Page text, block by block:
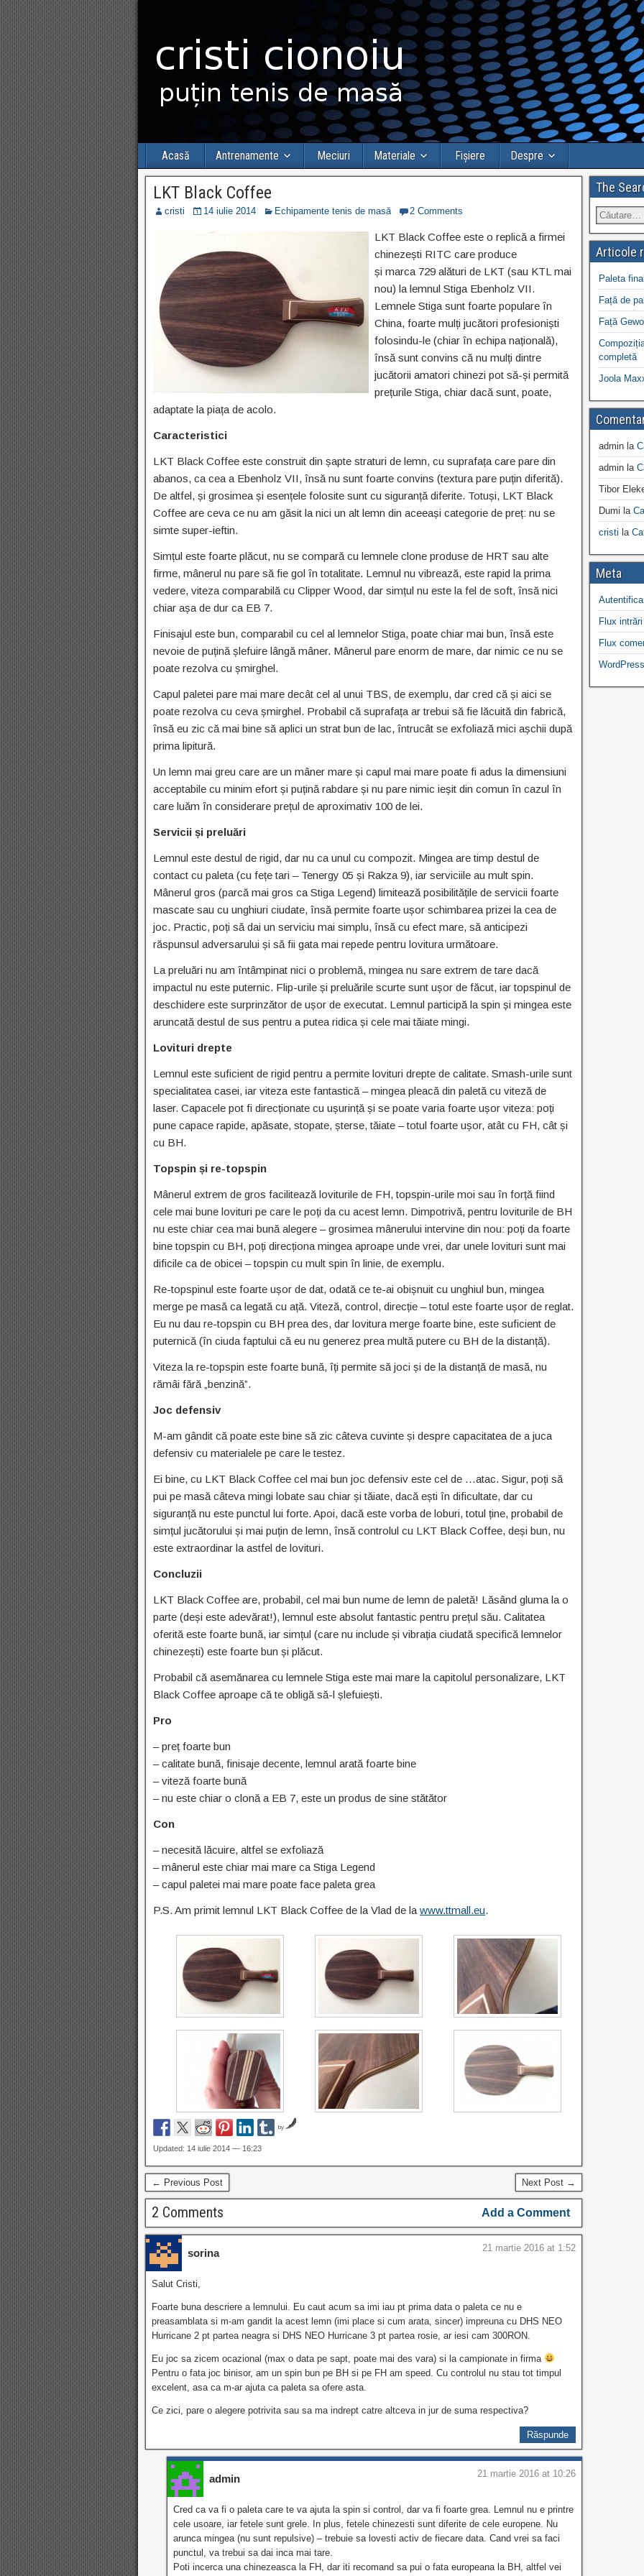
Acasă Antrenamente Meciuri Materiale Fișiere Despre
LKT Black Coffee
cristi 14 iulie 2014 Echipamente tenis de masă 2 Comments
LKT Black Coffee este o replică a firmei
chinezești RITC care produce
și marca 729 alături de LKT (sau KTL mai
nou) la lemnul Stiga Ebenholz VII.
Lemnele Stiga sunt foarte populare în
China, foarte mulți jucători profesioniști
folosindu-le (chiar în echipa națională),
însă sunt convins că nu mulți dintre
jucătorii amatori chinezi pot să-și permită
prețurile Stiga, chiar dacă sunt, poate,
adaptate la piața de acolo.
Caracteristici
LKT Black Coffee este construit din șapte straturi de lemn, cu suprafața care pare din
abanos, ca cea a Ebenholz VII, însă nu sunt foarte convins (textura pare puțin diferită).
De altfel, și grosimea și esențele folosite sunt cu siguranță diferite. Totuși, LKT Black
Coffee are ceva ce nu am găsit la nici un alt lemn din aceeași categorie de preț: nu se
simte super-ieftin.
Simțul este foarte plăcut, nu se compară cu lemnele clone produse de HRT sau alte
firme, mânerul nu pare să fie gol în totalitate. Lemnul nu vibrează, este rapid la prima
vedere, viteza comparabilă cu Clipper Wood, dar simțul nu este la fel de soft, însă nici
chiar așa de dur ca EB 7.
Finisajul este bun, comparabil cu cel al lemnelor Stiga, poate chiar mai bun, însă este
nevoie de puțină șlefuire lângă mâner. Mânerul pare enorm de mare, dar nimic ce nu se
poate rezolva cu șmirghel.
Capul paletei pare mai mare decât cel al unui TBS, de exemplu, dar cred că și aici se
poate rezolva cu ceva șmirghel. Probabil că suprafața ar trebui să fie lăcuită din fabrică,
însă eu zic că mai bine să aplici un strat bun de lac, întrucât se exfoliază mici așchii după
prima lipitură.
Un lemn mai greu care are un mâner mare și capul mai mare poate fi adus la dimensiuni
acceptabile cu minim efort și puțină rabdare și nu pare nimic ieșit din comun în cazul în
care luăm în considerare prețul de aproximativ 100 de lei.
Servicii și preluări
Lemnul este destul de rigid, dar nu ca unul cu compozit. Mingea are timp destul de
contact cu paleta (cu fețe tari – Tenergy 05 și Rakza 9), iar serviciile au mult spin.
Mânerul gros (parcă mai gros ca Stiga Legend) limitează posibilitățile de servicii foarte
mascate sau cu unghiuri ciudate, însă permite foarte ușor schimbarea prizei la cea de
joc. Practic, poți să dai un serviciu mai simplu, însă cu efect mare, să anticipezi
răspunsul adversarului și să fii gata mai repede pentru lovitura următoare.
La preluări nu am întâmpinat nici o problemă, mingea nu sare extrem de tare dacă
impactul nu este puternic. Flip-urile și preluările scurte sunt ușor de făcut, iar topspinul de
deschidere este surprinzător de ușor de executat. Lemnul participă la spin și mingea este
aruncată destul de sus pentru a putea ridica și cele mai tăiate mingi.
Lovituri drepte
Lemnul este suficient de rigid pentru a permite lovituri drepte de calitate. Smash-urile sunt
specialitatea casei, iar viteza este fantastică – mingea pleacă din paletă cu viteză de
laser. Capacele pot fi direcționate cu ușurință și se poate varia foarte ușor viteza: poți
pune capace rapide, apăsate, stopate, șterse, tăiate – totul foarte ușor, atât cu FH, cât și
cu BH.
Topspin și re-topspin
Mânerul extrem de gros facilitează loviturile de FH, topspin-urile moi sau în forță fiind
cele mai bune lovituri pe care le poți da cu acest lemn. Dimpotrivă, pentru loviturile de BH
nu este chiar cea mai bună alegere – grosimea mânerului intervine din nou: poți da foarte
bine topspin cu BH, poți direcționa mingea aproape unde vrei, dar unele lovituri sunt mai
dificile ca de obicei – topspin cu mult spin în linie, de exemplu.
Re-topspinul este foarte ușor de dat, odată ce te-ai obișnuit cu unghiul bun, mingea
merge pe masă ca legată cu ață. Viteză, control, direcție – totul este foarte ușor de reglat.
Eu nu dau re-topspin cu BH prea des, dar lovitura merge foarte bine, este suficient de
puternică (în ciuda faptului că eu nu generez prea multă putere cu BH de la distanță).
Viteza la re-topspin este foarte bună, îți permite să joci și de la distanță de masă, nu
rămâi fără „benzină”.
Joc defensiv
M-am gândit că poate este bine să zic câteva cuvinte și despre capacitatea de a juca
defensiv cu materialele pe care le testez.
Ei bine, cu LKT Black Coffee cel mai bun joc defensiv este cel de …atac. Sigur, poți să
pui pe masă câteva mingi lobate sau chiar și tăiate, dacă ești în dificultate, dar cu
siguranță nu este punctul lui forte. Apoi, dacă este vorba de loburi, totul ține, probabil de
simțul jucătorului și mai puțin de lemn, însă controlul cu LKT Black Coffee, deși bun, nu
este extraordinar la astfel de lovituri.
Concluzii
LKT Black Coffee are, probabil, cel mai bun nume de lemn de paletă! Lăsând gluma la o
parte (deși este adevărat!), lemnul este absolut fantastic pentru prețul său. Calitatea
oferită este foarte bună, iar simțul (care nu include și vibrația ciudată specifică lemnelor
chinezești) este foarte bun și plăcut.
Probabil că asemănarea cu lemnele Stiga este mai mare la capitolul personalizare, LKT
Black Coffee aproape că te obligă să-l șlefuiești.
Pro
– preț foarte bun
– calitate bună, finisaje decente, lemnul arată foarte bine
– viteză foarte bună
– nu este chiar o clonă a EB 7, este un produs de sine stătător
Con
– necesită lăcuire, altfel se exfoliază
– mânerul este chiar mai mare ca Stiga Legend
– capul paletei mai mare poate face paleta grea
P.S. Am primit lemnul LKT Black Coffee de la Vlad de la www.ttmall.eu.
by
Updated: 14 iulie 2014 — 16:23
← Previous Post Next Post →
2 Comments Add a Comment
sorina 21 martie 2016 at 1:52
Salut Cristi,
Foarte buna descriere a lemnului. Eu caut acum sa imi iau pt prima data o paleta ce nu e
preasamblata si m-am gandit la acest lemn (imi place si cum arata, sincer) impreuna cu DHS NEO
Hurricane 2 pt partea neagra si DHS NEO Hurricane 3 pt partea rosie, ar iesi cam 300RON.
Eu joc sa zicem ocazional (max o data pe sapt, poate mai des vara) si la campionate in firma
Pentru o fata joc binisor, am un spin bun pe BH si pe FH am speed. Cu controlul nu stau tot timpul
excelent, asa ca m-ar ajuta ca paleta sa ofere asta.
Ce zici, pare o alegere potrivita sau sa ma indrept catre altceva in jur de suma respectiva?
Răspunde
admin 21 martie 2016 at 10:26
Cred ca va fi o paleta care te va ajuta la spin si control, dar va fi foarte grea. Lemnul nu e printre
cele usoare, iar fetele sunt grele. In plus, fetele chinezesti sunt diferite de cele europene. Nu
arunca mingea (nu sunt repulsive) – trebuie sa lovesti activ de fiecare data. Cand vrei sa faci
punctul, va trebui sa dai inca mai tare.
Poti incerca una chinezeasca la FH, dar iti recomand sa pui o fata europeana la BH, altfel vei
The
Articole
Paleta
Față de
Față
completă
Joola
adminla
adminla
Tibor
Dumi la
cristi la
Meta
Flux intrări
Flux